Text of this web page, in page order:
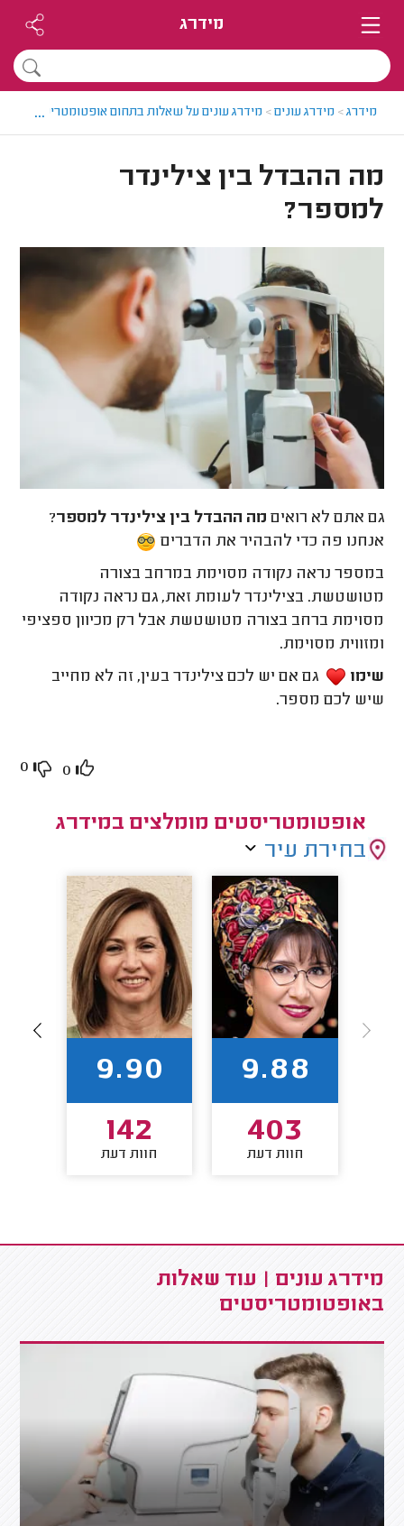
מידרג
מידרג> מידרג עונים> מידרג עונים על שאלות בתחום אופטומטריסטים
...
מה ההבדל בין צילינדר
למספר?
גם אתם לא רואים מה ההבדל בין צילינדר למספר?
אנחנו פה כדי להבהיר את הדברים
במספר נראה נקודה מסוימת במרחב בצורה
מטושטשת. בצילינדר לעומת זאת, גם נראה נקודה
מסוימת ברחב בצורה מטושטשת אבל רק מכיוון ספציפי
ומזווית מסוימת.
שימו
גם אם יש לכם צילינדר בעין, זה לא מחייב
שיש לכם מספר.
0
0
אופטומטריסטים מומלצים במידרג
בחירת עיר
9.88
403
חוות דעת
9.90
142
חוות דעת
מידרג עונים | עוד שאלות
באופטומטריסטים